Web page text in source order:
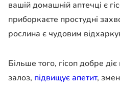
вашій домашній аптечці є
приборкаєте простудні
рослина є чудовим
Більше того, гісоп добре
залоз, підвищує апетит,